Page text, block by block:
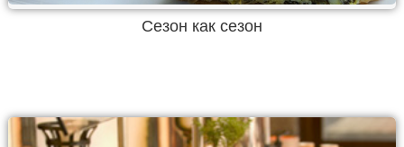
Сезон как сезон